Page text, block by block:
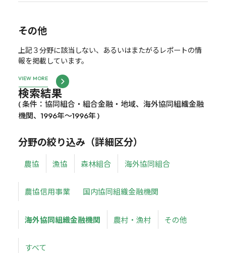
その他
上記３分野に該当しない、あるいはまたがるレポートの情
報を掲載しています。
VIEW MORE
検索結果
( 条件：協同組合・組合金融・地域、海外協同組織金融
機関、1996年～1996年 )
分野の絞り込み（詳細区分）
農協 漁協 森林組合 海外協同組合
農協信用事業 国内協同組織金融機関
海外協同組織金融機関 農村・漁村 その他
すべて